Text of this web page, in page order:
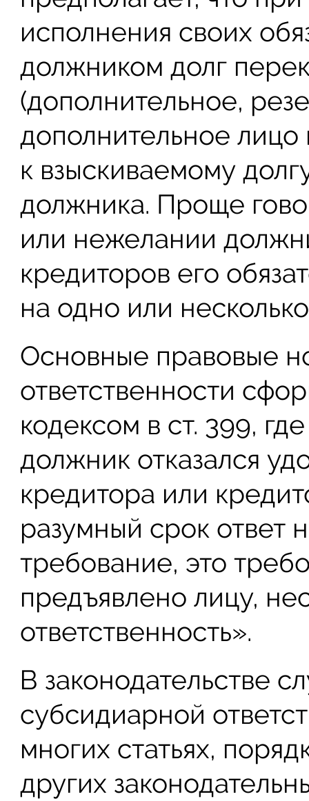
исполнения своих
должником долг
(дополнительное,
дополнительное
к взыскиваемому
должника. Проще
или нежелании
кредиторов его
на одно или
Основные правовые
ответственности
кодексом в ст. 399,
должник отказался
кредитора или
разумный срок ответ
требование, это
предъявлено лицу,
ответственность».
В законодательстве
субсидиарной
многих статьях,
других